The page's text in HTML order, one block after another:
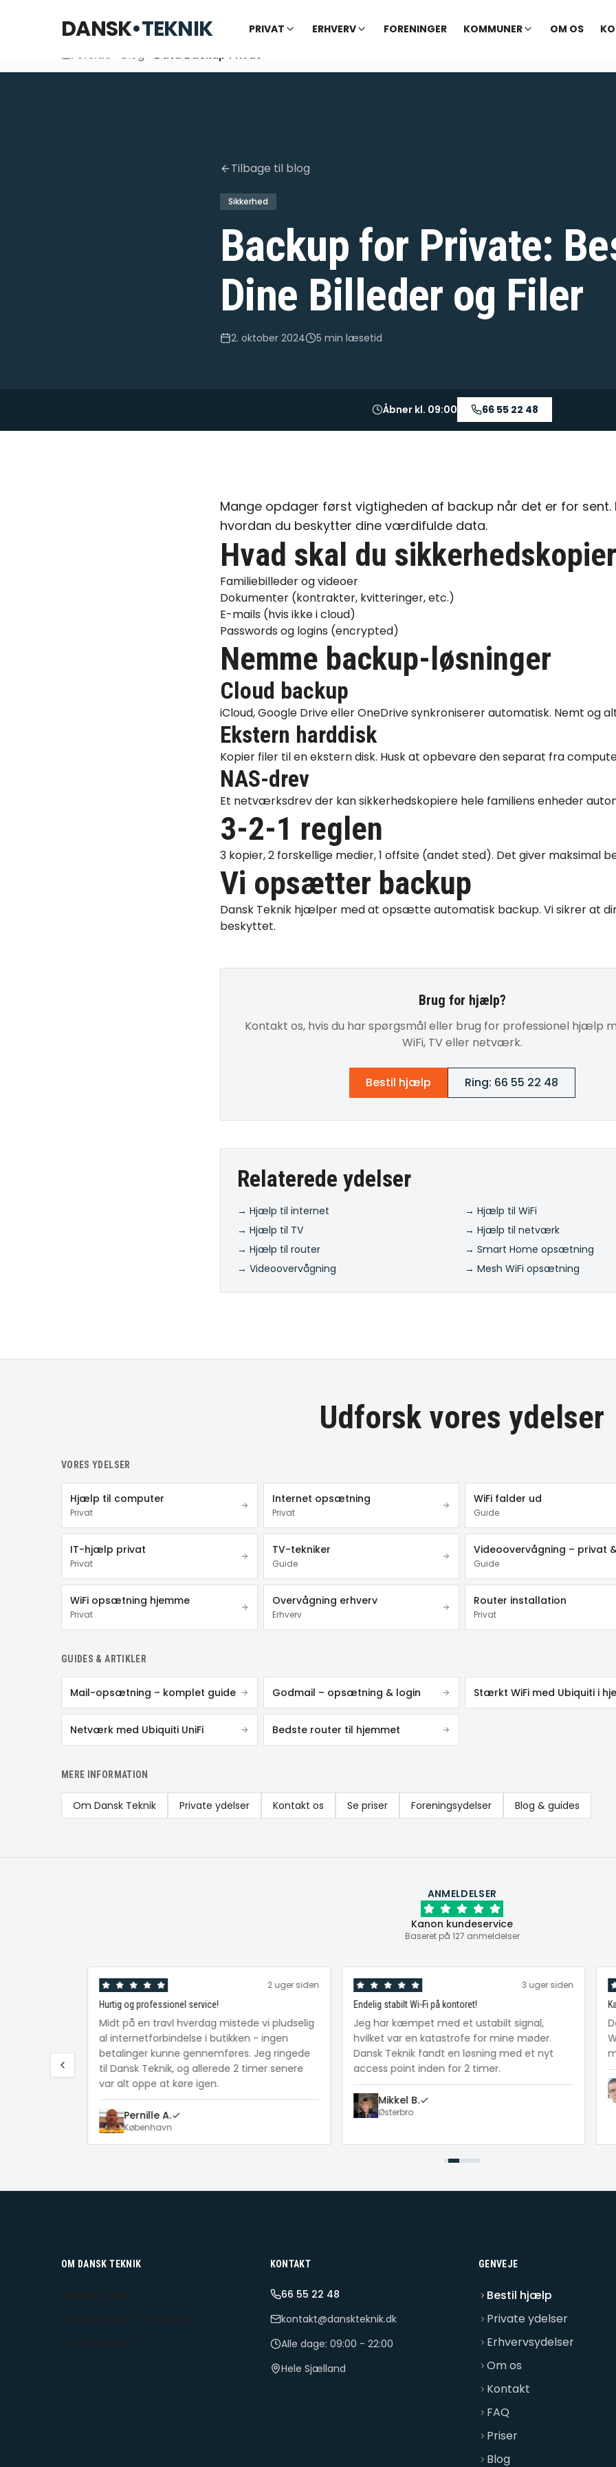
DANSK•TEKNIK PRIVAT ERHVERV FORENINGER KOMMUNER OM OS
Forside
Blog Data Backup Privat
Tilbage til blog
Sikkerhed
Backup for Private:
Dine Billeder og Filer
2. oktober 2024 5 min læsetid
Åbner kl. 09:00 66 55 22 48
Mange opdager først vigtigheden af backup når det er for sent.
hvordan du beskytter dine værdifulde data.
Hvad skal du
Familiebilleder og videoer
Dokumenter (kontrakter, kvitteringer, etc.)
E-mails (hvis ikke i cloud)
Passwords og logins (encrypted)
Nemme backup-løsninger
Cloud backup
iCloud, Google Drive eller OneDrive synkroniserer automatisk. Nemt og
Ekstern harddisk
Kopier filer til en ekstern disk. Husk at opbevare den separat fra
NAS-drev
Et netværksdrev der kan sikkerhedskopiere hele familiens enheder
3-2-1 reglen
3 kopier, 2 forskellige medier, 1 offsite (andet sted). Det giver maksimal
Vi opsætter backup
Dansk Teknik hjælper med at opsætte automatisk backup. Vi sikrer at
beskyttet.
Brug for hjælp?
Kontakt os, hvis du har spørgsmål eller brug for professionel hjælp
WiFi, TV eller netværk.
Bestil hjælp Ring: 66 55 22 48
Relaterede ydelser
→ Hjælp til internet
→ Hjælp til WiFi
→ Hjælp til TV
→ Hjælp til netværk
→ Hjælp til router
→ Smart Home opsætning
→ Videoovervågning
→ Mesh WiFi opsætning
Udforsk vores ydelser
VORES YDELSER
Hjælp til computer
Privat
Internet opsætning
Privat
WiFi falder ud
Guide
IT-hjælp privat
Privat
TV-tekniker
Guide Guide
WiFi opsætning hjemme
Privat
Overvågning erhverv
Erhverv
Router installation
Privat
GUIDES & ARTIKLER
Mail-opsætning – komplet guide Godmail – opsætning & login
Netværk med Ubiquiti UniFi Bedste router til hjemmet
MERE INFORMATION
Om Dansk Teknik Private ydelser Kontakt os Se priser Foreningsydelser Blog & guides
ANMELDELSER
Kanon kundeservice
Baseret på 127 anmeldelser
2 uger siden
Hurtig og professionel service!
Midt på en travl hverdag mistede vi pludselig
al internetforbindelse i butikken - ingen
betalinger kunne gennemføres. Jeg ringede
til Dansk Teknik, og allerede 2 timer senere
var alt oppe at køre igen.
Pernille A.
København
3 uger siden
Endelig stabilt Wi-Fi på kontoret!
Jeg har kæmpet med et ustabilt signal,
hvilket var en katastrofe for mine møder.
Dansk Teknik fandt en løsning med et nyt
access point inden for 2 timer.
Mikkel B.
Østerbro
OM DANSK TEKNIK KONTAKT
66 55 22 48
kontakt@danskteknik.dk
Alle dage: 09:00 - 22:00
Hele Sjælland
GENVEJE
Bestil hjælp
Private ydelser
Erhvervsydelser
Om os
Kontakt
FAQ
Priser
Blog